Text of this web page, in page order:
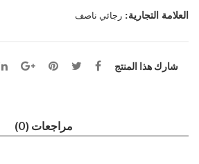
العلامة التجارية: رجائي ناصف
شارك هذا المنتج
مراجعات (0)